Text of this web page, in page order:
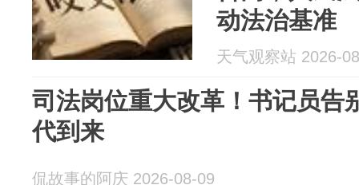
动法治基准
天气观察站 2026-
司法岗位重大改革！书记员告
代到来
侃故事的阿庆 2026-08-09